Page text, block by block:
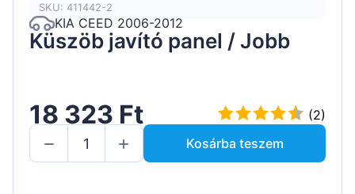
SKU: 411442-2
KIA CEED 2006-2012
Küszöb javító panel / Jobb
18 323 Ft
(2)
Kosárba teszem